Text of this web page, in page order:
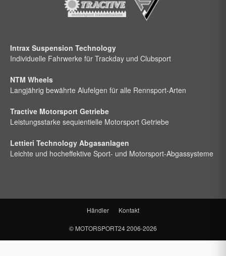
Intrax Suspension Technology
Individuelle Fahrwerke für Trackday und Clubsport
NTM Wheels
Langjährig bewährte Alufelgen für alle Rennsport-Arten
Tractive Motorsport Getriebe
Leistungsstarke sequientielle Motorsport Getriebe
Lettieri Technology Abgasanlagen
Leichte und hocheffektive Sport- und Motorsport-Abgassysteme
Händler Kontakt
© MOTORSPORT242006-2026